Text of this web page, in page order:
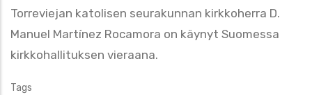
Torreviejan katolisen seurakunnan kirkkoherra D.
Manuel Martínez Rocamora on käynyt Suomessa
kirkkohallituksen vieraana.
Tags